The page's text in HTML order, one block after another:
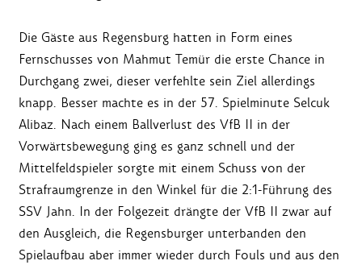
Die Gäste aus Regensburg hatten in Form eines
Fernschusses von Mahmut Temür die erste Chance in
Durchgang zwei, dieser verfehlte sein Ziel allerdings
knapp. Besser machte es in der 57. Spielminute Selcuk
Alibaz. Nach einem Ballverlust des VfB II in der
Vorwärtsbewegung ging es ganz schnell und der
Mittelfeldspieler sorgte mit einem Schuss von der
Strafraumgrenze in den Winkel für die 2:1-Führung des
SSV Jahn. In der Folgezeit drängte der VfB II zwar auf
den Ausgleich, die Regensburger unterbanden den
Spielaufbau aber immer wieder durch Fouls und aus den